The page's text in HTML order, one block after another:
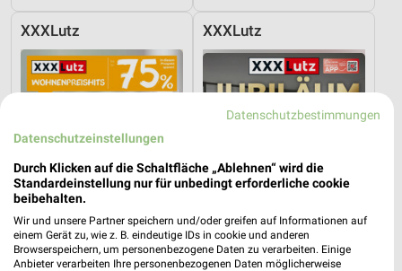
XXXLutz XXXLutz
Datenschutzbestimmungen
Datenschutzeinstellungen
Durch Klicken auf die Schaltfläche „Ablehnen“ wird die
Standardeinstellung nur für unbedingt erforderliche cookie
beibehalten.
Wir und unsere Partner speichern und/oder greifen auf Informationen auf
einem Gerät zu, wie z. B. eindeutige IDs in cookie und anderen
Browserspeichern, um personenbezogene Daten zu verarbeiten. Einige
Anbieter verarbeiten Ihre personenbezogenen Daten möglicherweise